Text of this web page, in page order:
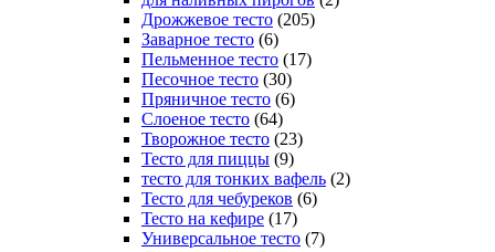
Дрожжевое тесто (205)
Заварное тесто (6)
Пельменное тесто (17)
Песочное тесто (30)
Пряничное тесто (6)
Слоеное тесто (64)
Творожное тесто (23)
Тесто для пиццы (9)
тесто для тонких вафель (2)
Тесто для чебуреков (6)
Тесто на кефире (17)
Универсальное тесто (7)